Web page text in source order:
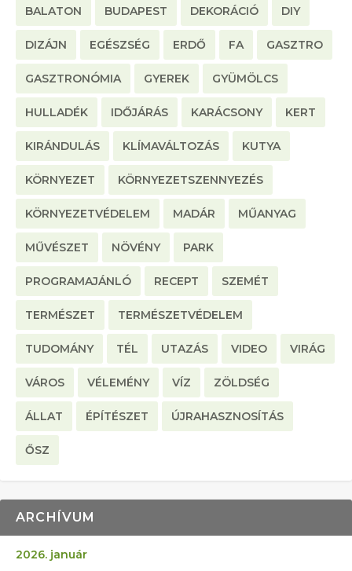
BALATON BUDAPEST DEKORÁCIÓ DIY
DIZÁJN EGÉSZSÉG ERDŐ FA GASZTRO
GASZTRONÓMIA GYEREK GYÜMÖLCS
HULLADÉK IDŐJÁRÁS KARÁCSONY KERT
KIRÁNDULÁS KLÍMAVÁLTOZÁS KUTYA
KÖRNYEZET KÖRNYEZETSZENNYEZÉS
KÖRNYEZETVÉDELEM MADÁR MŰANYAG
MŰVÉSZET NÖVÉNY PARK
PROGRAMAJÁNLÓ RECEPT SZEMÉT
TERMÉSZET TERMÉSZETVÉDELEM
TUDOMÁNY TÉL UTAZÁS VIDEO VIRÁG
VÁROS VÉLEMÉNY VÍZ ZÖLDSÉG
ÁLLAT ÉPÍTÉSZET ÚJRAHASZNOSÍTÁS
ŐSZ
ARCHÍVUM
2026. január